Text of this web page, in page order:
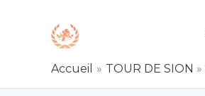
Accueil TOUR DE SION